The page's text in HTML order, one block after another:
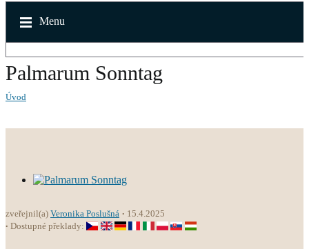
Menu
Palmarum Sonntag
Úvod
zveřejnil(a) Veronika Poslušná
15.4.2025
Dostupné překlady: